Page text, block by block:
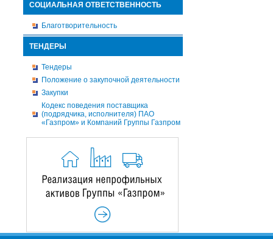
СОЦИАЛЬНАЯ ОТВЕТСТВЕННОСТЬ
Благотворительность
ТЕНДЕРЫ
Тендеры
Положение о закупочной деятельности
Закупки
Кодекс поведения поставщика
(подрядчика, исполнителя) ПАО
«Газпром» и Компаний Группы Газпром